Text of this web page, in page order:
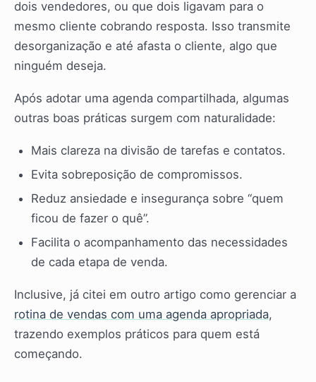
dois vendedores, ou que dois ligavam para o
mesmo cliente cobrando resposta. Isso transmite
desorganização e até afasta o cliente, algo que
ninguém deseja.
Após adotar uma agenda compartilhada, algumas
outras boas práticas surgem com naturalidade:
Mais clareza na divisão de tarefas e contatos.
Evita sobreposição de compromissos.
Reduz ansiedade e insegurança sobre “quem
ficou de fazer o quê”.
Facilita o acompanhamento das necessidades
de cada etapa de venda.
Inclusive, já citei em outro artigo como gerenciar a
rotina de vendas com uma agenda apropriada,
trazendo exemplos práticos para quem está
começando.